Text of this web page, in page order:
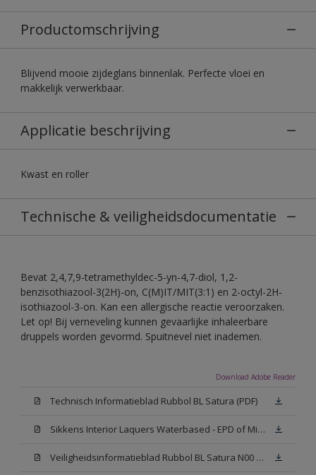
Productomschrijving
Blijvend mooie zijdeglans binnenlak. Perfecte vloei en
makkelijk verwerkbaar.
Applicatie beschrijving
Kwast en roller
Technische & veiligheidsdocumentatie
Bevat 2,4,7,9-tetramethyldec-5-yn-4,7-diol, 1,2-
benzisothiazool-3(2H)-on, C(M)IT/MIT(3:1) en 2-octyl-2H-
isothiazool-3-on. Kan een allergische reactie veroorzaken.
Let op! Bij verneveling kunnen gevaarlijke inhaleerbare
druppels worden gevormd. Spuitnevel niet inademen.
Download Adobe Reader
Technisch Informatieblad Rubbol BL Satura (PDF)
Sikkens Interior Laquers Waterbased - EPD of Milieuproductverklaring
Veiligheidsinformatieblad Rubbol BL Satura N00 (MSDS)